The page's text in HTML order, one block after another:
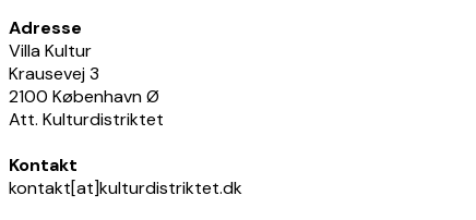
Adresse
Villa Kultur
Krausevej 3
2100 København Ø
Att. Kulturdistriktet
Kontakt
kontakt[at]kulturdistriktet.dk